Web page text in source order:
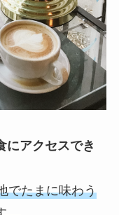
にアクセスでき
でたまに味わう